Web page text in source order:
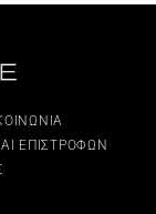
ΕΠΙΣΤΡΟΦΩΝ